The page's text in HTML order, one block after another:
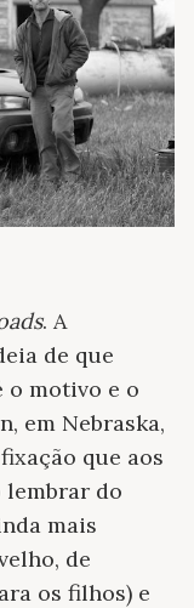
. A
de que
o motivo e o
em Nebraska,
que aos
do
mais
de
os filhos) e